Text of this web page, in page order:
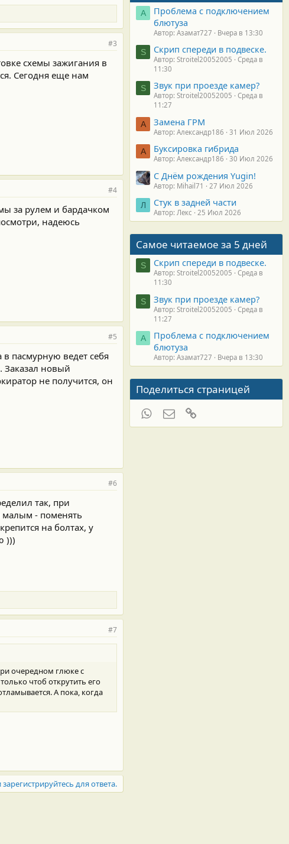
#3
схемы зажигания в
Сегодня еще нам
#4
за рулем и бардачком
надеюсь
#5
пасмурную ведет себя
Заказал новый
не получится, он
#6
так, при
малым - поменять
на болтах, у
)))
#7
очередном глюке с
чтоб открутить его
А пока, когда
для ответа.
А
Проблема с подключением
блютуза
Автор: Азамат727 Вчера в 13:30
S Скрип спереди в подвеске.
Автор: Stroitel20052005
Среда в
11:30
S Звук при проезде камер?
Автор: Stroitel20052005
Среда в
11:27
А Замена ГРМ
Автор: Александр186 31 Июл 2026
А Буксировка гибрида
Автор: Александр186 30 Июл 2026
С Днём рождения Yugin!
Автор: Mihail71 27 Июл 2026
Л Стук в задней части
Автор: Лекс 25 Июл 2026
Самое читаемое за 5 дней
S Скрип спереди в подвеске.
Автор: Stroitel20052005
Среда в
11:30
S Звук при проезде камер?
Автор: Stroitel20052005
Среда в
11:27
А
Проблема с подключением
блютуза
Автор: Азамат727 Вчера в 13:30
Поделиться страницей
WhatsAppЭлектронная почта